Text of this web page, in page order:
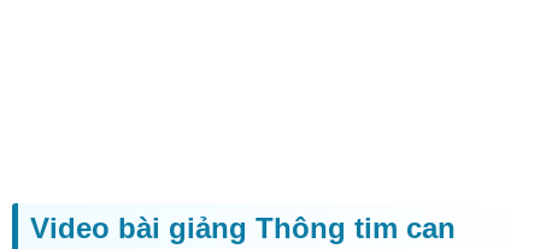
Video bài giảng Thông tim can